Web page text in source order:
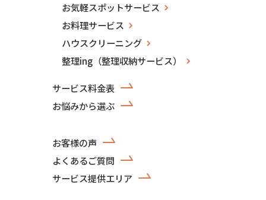
お気軽スポットサービス
お料理サービス
ハウスクリーニング
整理ing（整理収納サービス）
サービス料金表
お悩みから選ぶ
お客様の声
よくあるご質問
サービス提供エリア